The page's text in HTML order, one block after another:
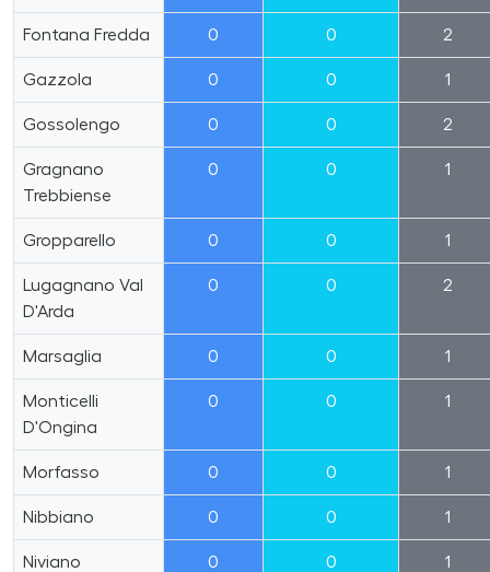
Fontana Fredda 0 0 2
Gazzola 0 0 1
Gossolengo 0 0 2
Gragnano
Trebbiense
0 0 1
Gropparello 0 0 1
Lugagnano Val
D'Arda
0 0 2
Marsaglia 0 0 1
Monticelli
D'Ongina
0 0 1
Morfasso 0 0 1
Nibbiano 0 0 1
Niviano 0 0 1